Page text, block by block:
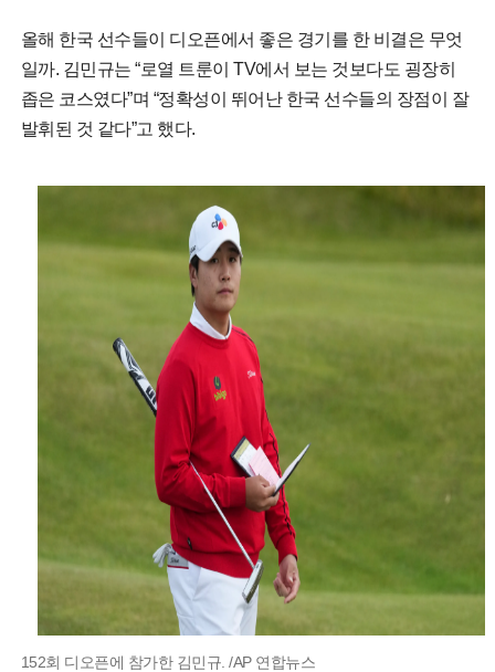
올해 한국 선수들이 디오픈에서 좋은 경기를 한 비결은 무엇
일까. 김민규는 “로열 트룬이 TV에서 보는 것보다도 굉장히
좁은 코스였다”며 “정확성이 뛰어난 한국 선수들의 장점이 잘
발휘된 것 같다”고 했다.
152회 디오픈에 참가한 김민규. /AP 연합뉴스